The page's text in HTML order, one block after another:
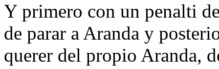
Y primero con un penalti
de parar a Aranda y
querer del propio Aranda,